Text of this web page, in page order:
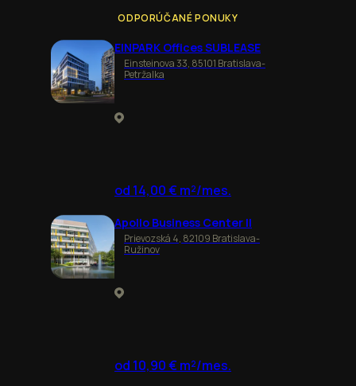
ODPORÚČANÉ PONUKY
EINPARK Offices SUBLEASE
Einsteinova 33, 85101 Bratislava-
Petržalka
od 14,00 € m²/mes.
Apollo Business Center II
Prievozská 4, 82109 Bratislava-
Ružinov
od 10,90 € m²/mes.